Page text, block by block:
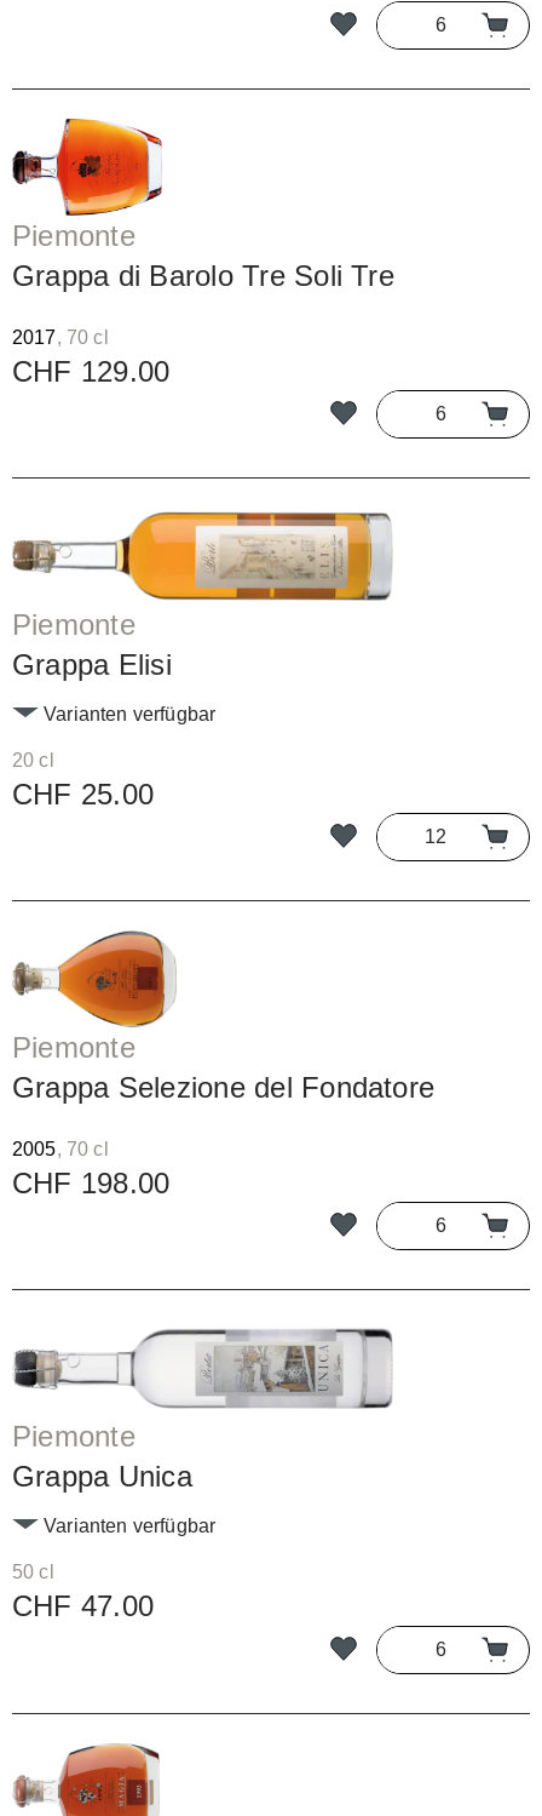
Piemonte
Grappa di Barolo Tre Soli Tre
2017, 70 cl
CHF 129.00
Piemonte
Grappa Elisi
20 cl
Varianten verfügbar
CHF 25.00
Piemonte
Grappa Selezione del Fondatore
2005, 70 cl
CHF 198.00
Piemonte
Grappa Unica
50 cl
Varianten verfügbar
CHF 47.00